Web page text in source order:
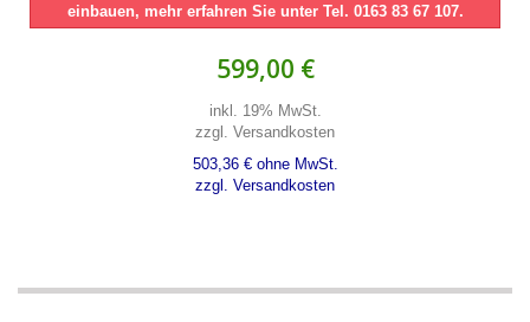
einbauen, mehr erfahren Sie unter Tel. 0163 83 67 107.
599,00 €
inkl. 19% MwSt.
zzgl. Versandkosten
503,36 € ohne MwSt.
zzgl. Versandkosten